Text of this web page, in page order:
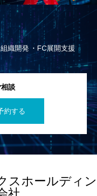
組織開発 FC展開支援
談
約する
スホールディン
社